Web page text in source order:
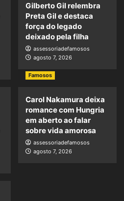
Gilberto Gil relembra
Preta Gil e destaca
força do legado
deixado pela filha
assessoriadefamosos
agosto 7, 2026
Famosos
Carol Nakamura deixa
romance com Hungria
em aberto ao falar
sobre vida amorosa
assessoriadefamosos
agosto 7, 2026